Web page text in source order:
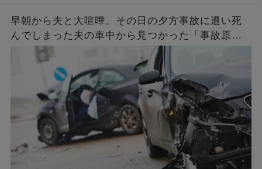
早朝から夫と大喧嘩。その日の夕方事故に遭い死
んでしまった夫の車中から見つかった「事故原
因」に言葉を失う…